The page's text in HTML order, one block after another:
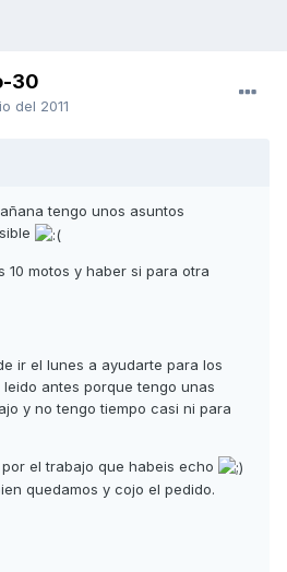
30
del 2011
tengo unos asuntos
10 motos y haber si para otra
ir el lunes a ayudarte para los
antes porque tengo unas
y no tengo tiempo casi ni para
el trabajo que habeis echo
quedamos y cojo el pedido.